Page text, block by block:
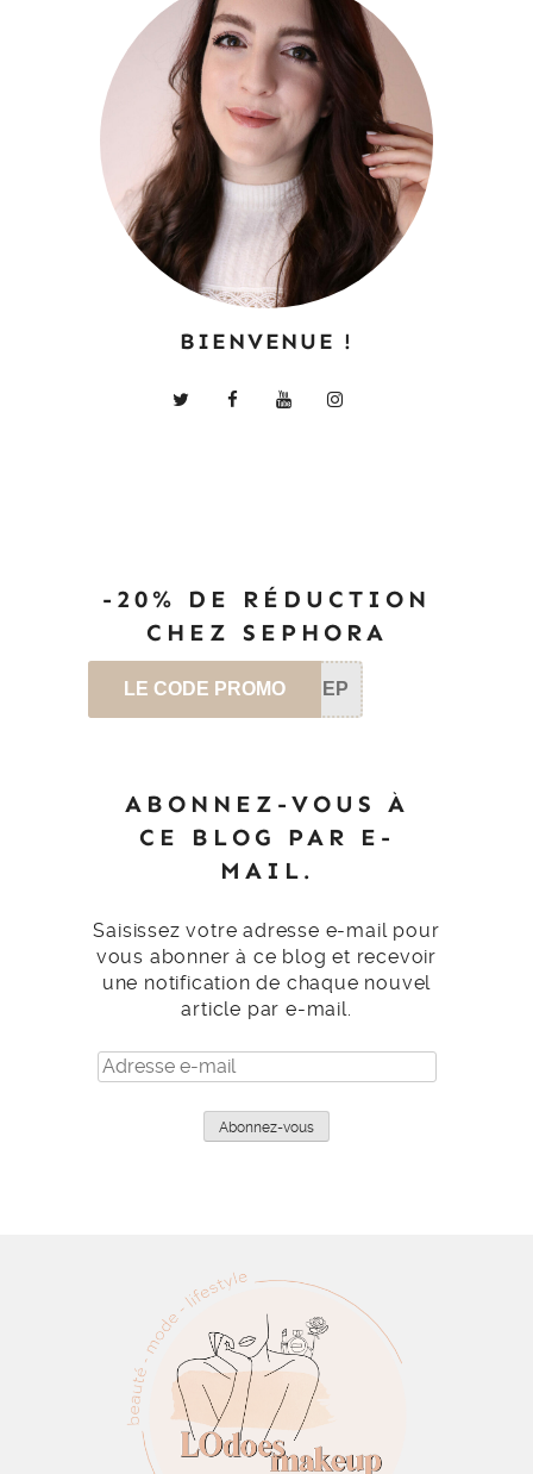
BIENVENUE !
-20% DE RÉDUCTION
CHEZ SEPHORA
LE CODE PROMO SEP
ABONNEZ-VOUS À
CE BLOG PAR E-
MAIL.
Saisissez votre adresse e-mail pour
vous abonner à ce blog et recevoir
une notification de chaque nouvel
article par e-mail.
Adresse
e-
Abonnez-vous